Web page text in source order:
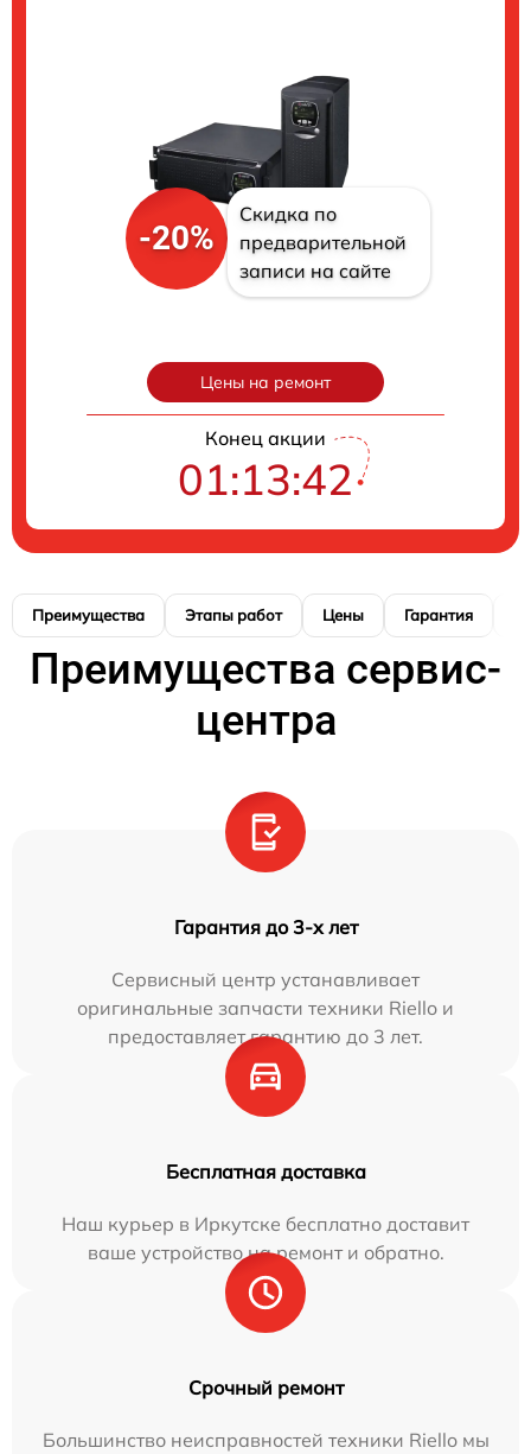
-20%
Скидка по
предварительной
записи на сайте
Цены на ремонт
Конец акции
01:13:41
Преимущества Этапы работ Цены Гарантия
Преимущества сервис-
центра
Гарантия до 3-х лет
Сервисный центр устанавливает
оригинальные запчасти техники Riello и
предоставляет гарантию до 3 лет.
Бесплатная доставка
Наш курьер в Иркутске бесплатно доставит
ваше устройство на ремонт и обратно.
Срочный ремонт
Большинство неисправностей техники Riello мы